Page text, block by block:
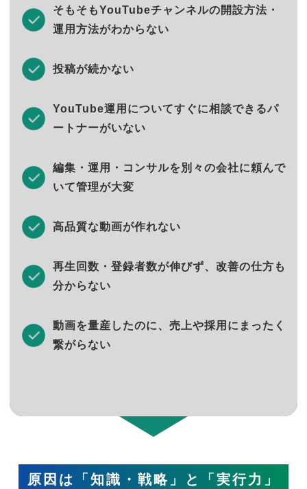
そもそもYouTubeチャンネルの開設方法・
運用方法がわからない
投稿が続かない
YouTube運用についてすぐに相談できるパ
ートナーがいない
編集・運用・コンサルを別々の会社に頼んで
いて管理が大変
高品質な動画が作れない
再生回数・登録者数が伸びず、改善の仕方も
分からない
動画を量産したのに、売上や採用にまったく
繋がらない
原因は「知識・戦略」と「実行力」